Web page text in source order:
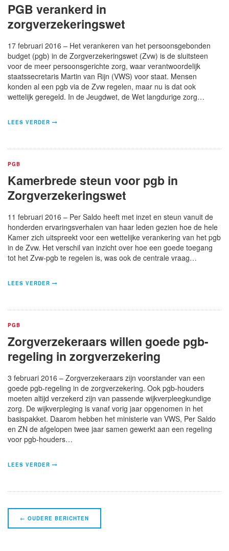
PGB verankerd in
zorgverzekeringswet
17 februari 2016 – Het verankeren van het persoonsgebonden
budget (pgb) in de Zorgverzekeringswet (Zvw) is de sluitsteen
voor de meer persoonsgerichte zorg, waar verantwoordelijk
staatssecretaris Martin van Rijn (VWS) voor staat. Mensen
konden al een pgb via de Zvw regelen, maar nu is dat ook
wettelijk geregeld. In de Jeugdwet, de Wet langdurige zorg…
LEES VERDER
PGB
Kamerbrede steun voor pgb in
Zorgverzekeringswet
11 februari 2016 – Per Saldo heeft met inzet en steun vanuit de
honderden ervaringsverhalen van haar leden gezien hoe de hele
Kamer zich uitspreekt voor een wettelijke verankering van het pgb
in de Zvw. Het verschil van inzicht over hoe een goede toegang
tot het Zvw-pgb te regelen is, was ook de centrale vraag…
LEES VERDER
PGB
Zorgverzekeraars willen goede pgb-
regeling in zorgverzekering
3 februari 2016 – Zorgverzekeraars zijn voorstander van een
goede pgb-regeling in de zorgverzekering. Ook pgb-houders
moeten altijd verzekerd zijn van passende wijkverpleegkundige
zorg. De wijkverpleging is vanaf vorig jaar opgenomen in het
basispakket. Daarom hebben het ministerie van VWS, Per Saldo
en ZN de afgelopen twee jaar samen gewerkt aan een regeling
voor pgb-houders…
LEES VERDER
Navigatie
Berichten
← OUDERE BERICHTEN